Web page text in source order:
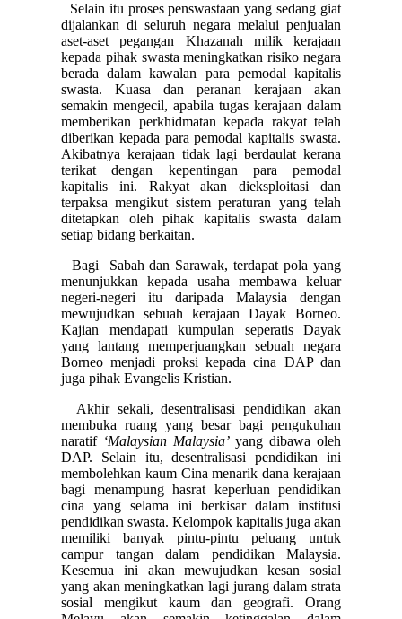
Selain itu proses penswastaan yang sedang giat
dijalankan di seluruh negara melalui penjualan
aset-aset pegangan Khazanah milik kerajaan
kepada pihak swasta meningkatkan risiko negara
berada dalam kawalan para pemodal kapitalis
swasta. Kuasa dan peranan kerajaan akan
semakin mengecil, apabila tugas kerajaan dalam
memberikan perkhidmatan kepada rakyat telah
diberikan kepada para pemodal kapitalis swasta.
Akibatnya kerajaan tidak lagi berdaulat kerana
terikat dengan kepentingan para pemodal
kapitalis ini. Rakyat akan dieksploitasi dan
terpaksa mengikut sistem peraturan yang telah
ditetapkan oleh pihak kapitalis swasta dalam
setiap bidang berkaitan.
Bagi Sabah dan Sarawak, terdapat pola yang
menunjukkan kepada usaha membawa keluar
negeri-negeri itu daripada Malaysia dengan
mewujudkan sebuah kerajaan Dayak Borneo.
Kajian mendapati kumpulan seperatis Dayak
yang lantang memperjuangkan sebuah negara
Borneo menjadi proksi kepada cina DAP dan
juga pihak Evangelis Kristian.
Akhir sekali, desentralisasi pendidikan akan
membuka ruang yang besar bagi pengukuhan
naratif ‘Malaysian Malaysia’ yang dibawa oleh
DAP. Selain itu, desentralisasi pendidikan ini
membolehkan kaum Cina menarik dana kerajaan
bagi menampung hasrat keperluan pendidikan
cina yang selama ini berkisar dalam institusi
pendidikan swasta. Kelompok kapitalis juga akan
memiliki banyak pintu-pintu peluang untuk
campur tangan dalam pendidikan Malaysia.
Kesemua ini akan mewujudkan kesan sosial
yang akan meningkatkan lagi jurang dalam strata
sosial mengikut kaum dan geografi. Orang